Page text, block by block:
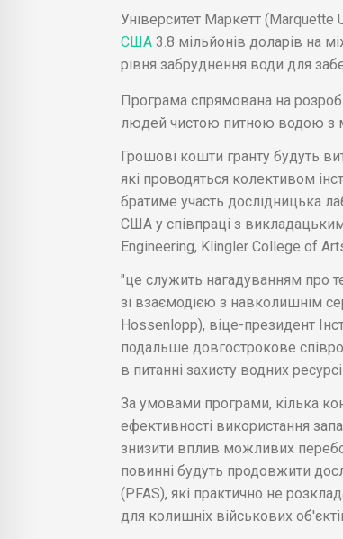
Університет Маркетт (Marquette
США 3.8 мільйонів доларів на
рівня забруднення води для
Програма спрямована на
людей чистою питною водою з
Грошові кошти гранту будуть
які проводяться колективом
братиме участь дослідницька
США у співпраці з
Engineering, Klingler College of
"це служить нагадуванням про
зі взаємодією з навколишнім
Hossenlopp), віце-президент
подальше довгострокове
в питанні захисту водних
За умовами програми, кілька
ефективності використання
знизити вплив можливих
повинні будуть продовжити
(PFAS), які практично не
для колишніх військових